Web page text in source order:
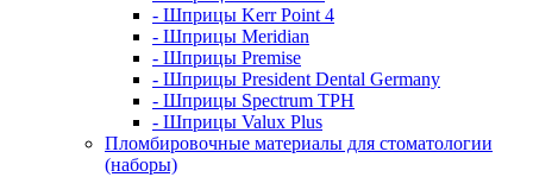
- Шприцы Kerr Point 4
- Шприцы Meridian
- Шприцы Premise
- Шприцы President Dental Germany
- Шприцы Spectrum TPH
- Шприцы Valux Plus
Пломбировочные материалы для стоматологии
(наборы)